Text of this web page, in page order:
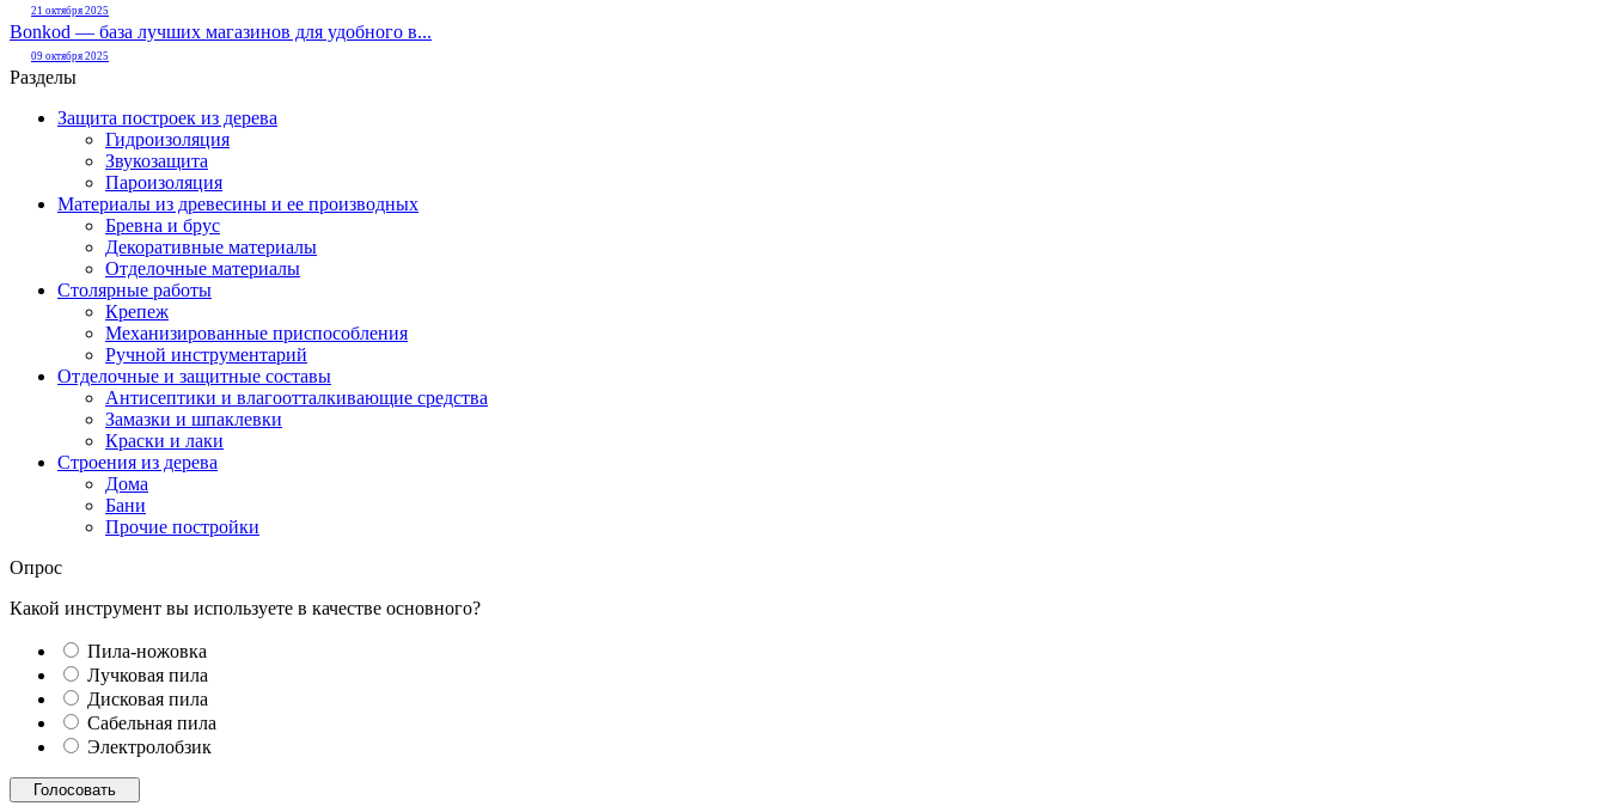
21 октября 2025
Bonkod — база лучших магазинов для удобного в...
09 октября 2025
Разделы
Защита построек из дерева
Гидроизоляция
Звукозащита
Пароизоляция
Материалы из древесины и ее производных
Бревна и брус
Декоративные материалы
Отделочные материалы
Столярные работы
Крепеж
Механизированные приспособления
Ручной инструментарий
Отделочные и защитные составы
Антисептики и влагоотталкивающие средства
Замазки и шпаклевки
Краски и лаки
Строения из дерева
Дома
Бани
Прочие постройки
Опрос
Какой инструмент вы используете в качестве основного?
Пила-ножовка
Лучковая пила
Дисковая пила
Сабельная пила
Электролобзик